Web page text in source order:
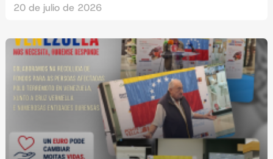
20 de julio de 2026